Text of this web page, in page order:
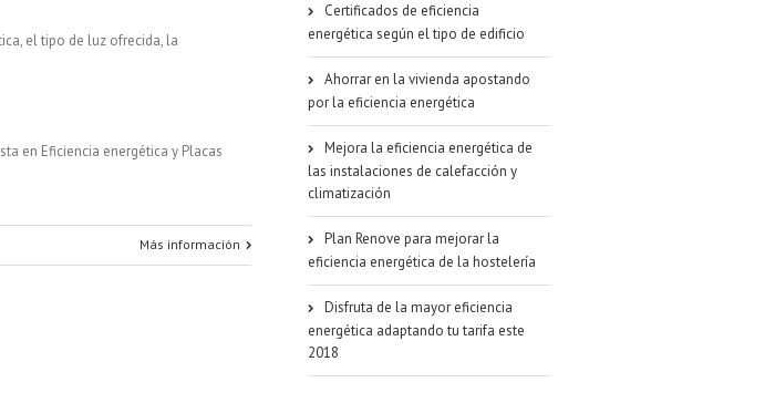
el tipo de luz ofrecida, la
en Eficiencia energética y Placas
Más información
Certificados de eficiencia
energética según el tipo de edificio
Ahorrar en la vivienda apostando
por la eficiencia energética
Mejora la eficiencia energética de
las instalaciones de calefacción y
climatización
Plan Renove para mejorar la
eficiencia energética de la hostelería
Disfruta de la mayor eficiencia
energética adaptando tu tarifa este
2018